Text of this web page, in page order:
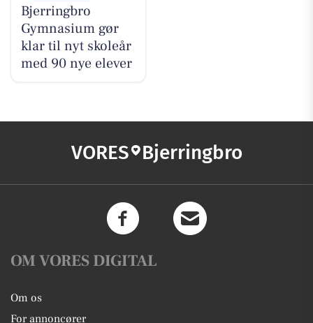
Bjerringbro
Gymnasium gør
klar til nyt skoleår
med 90 nye elever
VORES Bjerringbro
OM VORES DIGITAL
Om os
For annoncører